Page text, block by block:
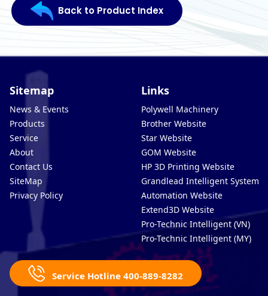
Back to Product Index
Sitemap
News & Events
Products
Service
About
Contact Us
SiteMap
Privacy Policy
Links
Polywell Machinery
Brother Website
Star Website
GOM Website
HP 3D Printing Website
Grandlead Intelligent Systems
Automation Website
Extend3D Website
Pro-Technic Intelligent (VN)
Pro-Technic Intelligent (MY)
Service Hotline 400-889-8282